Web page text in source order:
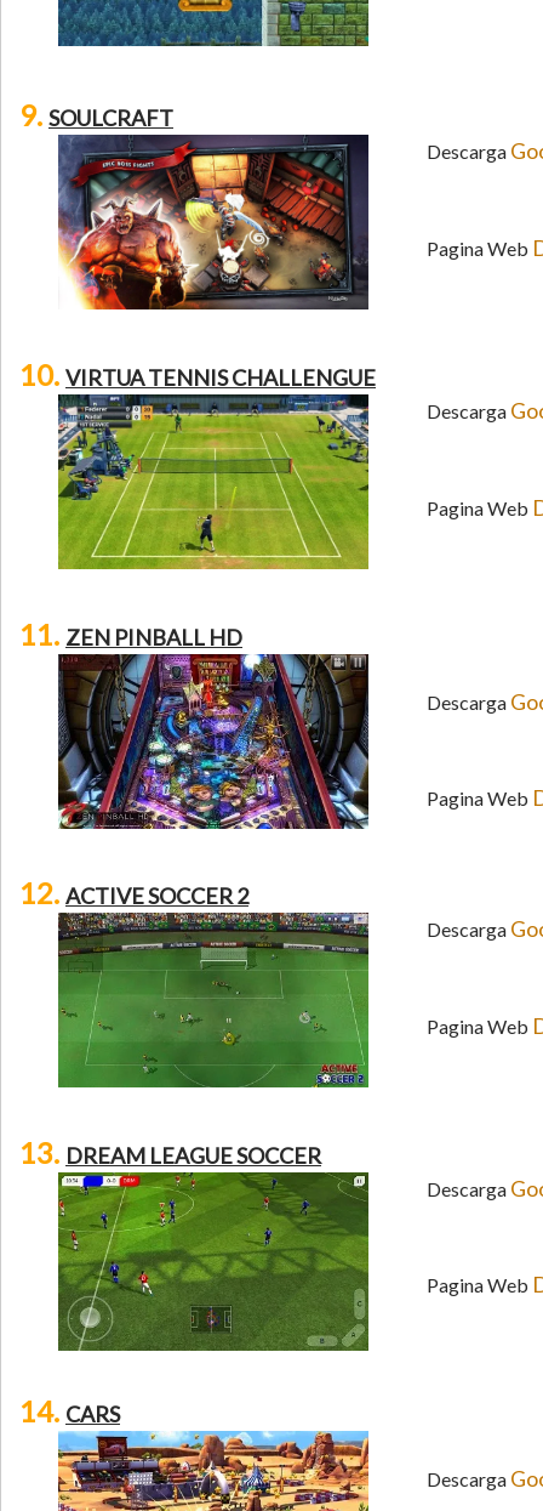
9. SOULCRAFT
Descarga
Pagina Web
10. VIRTUA TENNIS CHALLENGUE
Descarga
Pagina Web
11. ZEN PINBALL HD
Descarga
Pagina Web
12. ACTIVE SOCCER 2
Descarga
Pagina Web
13. DREAM LEAGUE SOCCER
Descarga
Pagina Web
14. CARS
Descarga